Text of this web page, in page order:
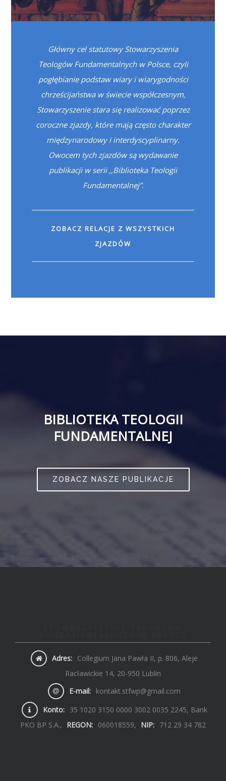
Główny cel statutowy Stowarzyszenia
Teologów Fundamentalnych w Polsce, czyli
pogłębianie podstaw wiary i wiarygodności
chrześcijaństwa w świecie współczesnym,
Stowarzyszenie stara się realizować poprzez
coroczne zjazdy, które mają często charakter
międzynarodowy i interdyscyplinarny.
Owocem tych zjazdów są wydawanie
publikacji w serii ,,Biblioteka Teologii
Fundamentalnej”.
ZOBACZ RELACJE Z WSZYSTKICH
ZJAZDÓW
BIBLIOTEKA TEOLOGII
FUNDAMENTALNEJ
ZOBACZ NASZE PUBLIKACJE
Adres: Collegium Jana Pawła II, p. 806, Aleje
Racławickie 14, 20-950 Lublin
E-mail: kontakt.stfwp@gmail.com
Konto:
35 1020 3150 0000 3002 0035 2245, Bank
PKO BP S.A., REGON: 060018559, NIP: 712 29 34 782